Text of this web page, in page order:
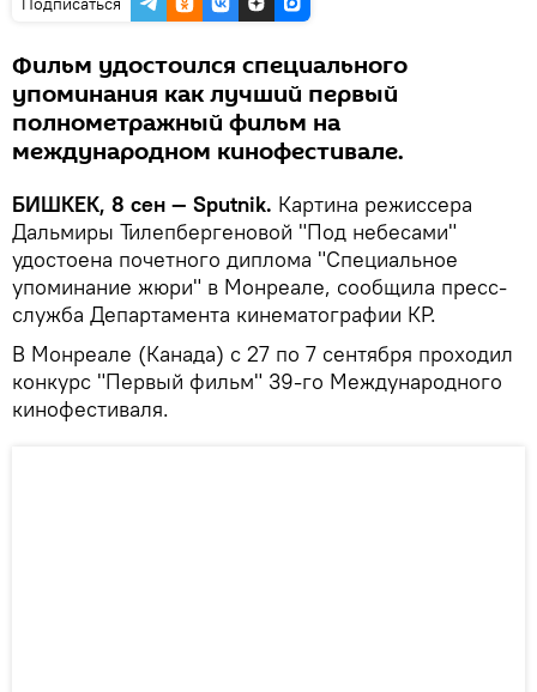
Фильм удостоился специального
упоминания как лучший первый
полнометражный фильм на
международном кинофестивале.
БИШКЕК, 8 сен — Sputnik. Картина режиссера
Дальмиры Тилепбергеновой "Под небесами"
удостоена почетного диплома "Специальное
упоминание жюри" в Монреале, сообщила пресс-
служба Департамента кинематографии КР.
В Монреале (Канада) с 27 по 7 сентября проходил
конкурс "Первый фильм" 39-го Международного
кинофестиваля.